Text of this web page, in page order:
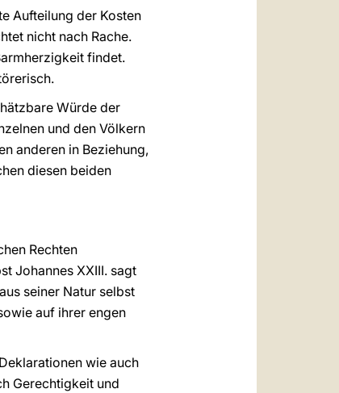
Aufteilung der Kosten
nicht nach Rache.
findet.
Würde der
und den Völkern
anderen in Beziehung,
diesen beiden
Rechten
Johannes XXIII. sagt
seiner Natur selbst
auf ihrer engen
wie auch
Gerechtigkeit und